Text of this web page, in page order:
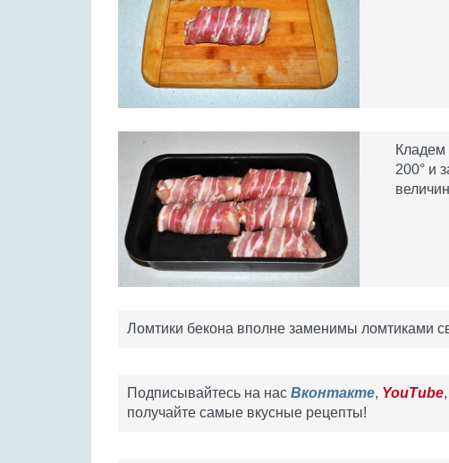
Кладем
200° и
Ломтики бекона вполне заменимы ломтиками
Подписывайтесь на нас Вконтакте, YouTube,
получайте самые вкусные рецепты!